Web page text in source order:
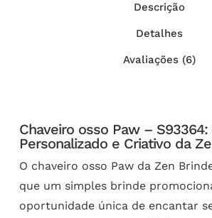
Descrição
Detalhes
Avaliações (6)
Chaveiro osso Paw – S93364:
Personalizado e Criativo da
O chaveiro osso Paw da Zen
que um simples brinde
oportunidade única de encantar